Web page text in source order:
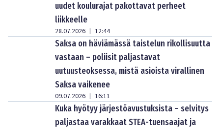
uudet koulurajat pakottavat perheet
liikkeelle
28.07.2026 | 12:44
Saksa on häviämässä taistelun rikollisuutta
vastaan – poliisit paljastavat
uutuusteoksessa, mistä asioista virallinen
Saksa vaikenee
09.07.2026 | 16:11
Kuka hyötyy järjestöavustuksista – selvitys
paljastaa varakkaat STEA-tuensaajat ja